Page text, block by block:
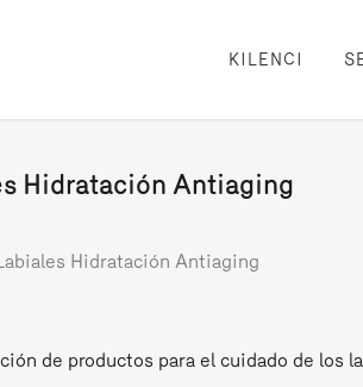
KILENCI
Hidratación Antiaging
Hidratación Antiaging
de productos para el cuidado de los